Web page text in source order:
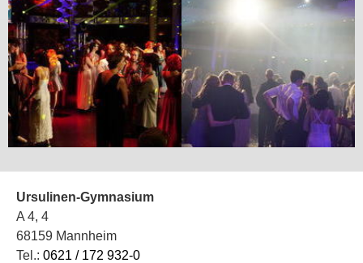
Ursulinen-Gymnasium
A 4, 4
68159 Mannheim
Tel.: 0621 / 172 932-0